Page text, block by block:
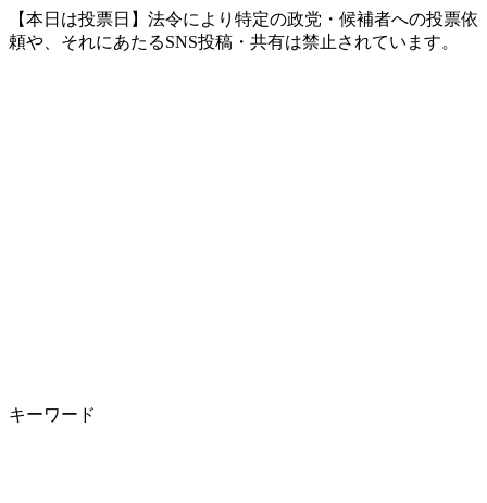
【本日は投票日】法令により特定の政党・候補者への投票依
頼や、それにあたるSNS投稿・共有は禁止されています。
キーワード